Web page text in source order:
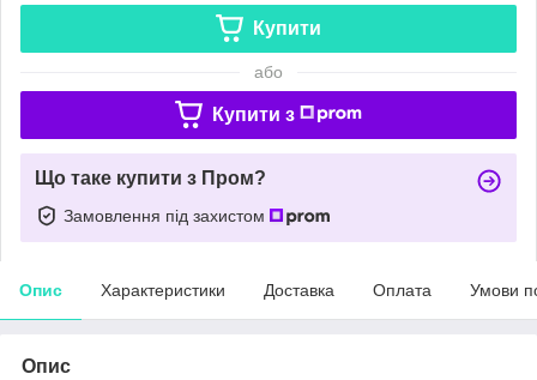
Купити
або
Купити з
Що таке купити з Пром?
Замовлення під захистом
Опис Характеристики Доставка Оплата Умови
Опис